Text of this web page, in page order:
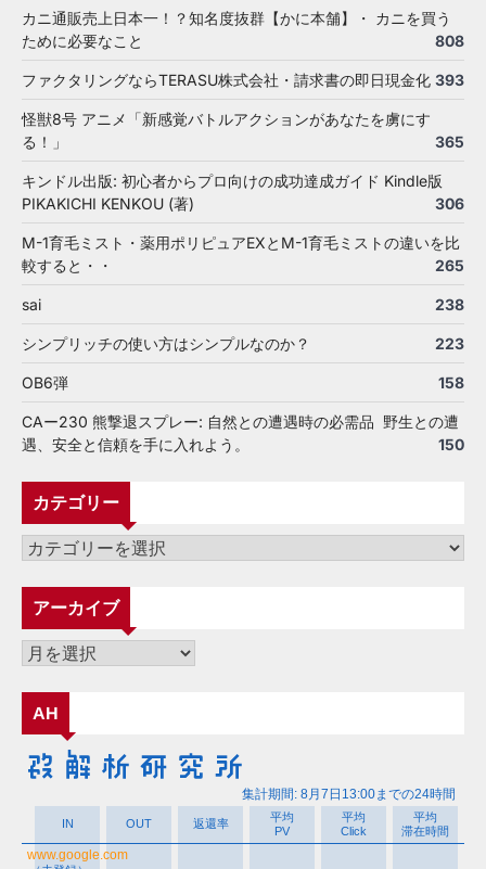
カニ通販売上日本一！？知名度抜群【かに本舗】・ カニを買う
ために必要なこと
808
ファクタリングならTERASU株式会社・請求書の即日現金化 393
怪獣8号 アニメ「新感覚バトルアクションがあなたを虜にす
る！」
365
キンドル出版: 初心者からプロ向けの成功達成ガイド Kindle版
PIKAKICHI KENKOU (著)
306
M-1育毛ミスト・薬用ポリピュアEXとM-1育毛ミストの違いを比
較すると・・
265
sai 238
シンプリッチの使い方はシンプルなのか？ 223
OB6弾 158
CAー230 熊撃退スプレー: 自然との遭遇時の必需品 野生との遭
遇、安全と信頼を手に入れよう。
150
カテゴリー
カ
ゴ
リ
ー
アーカイブ
ア
カ
イ
ブ
AH